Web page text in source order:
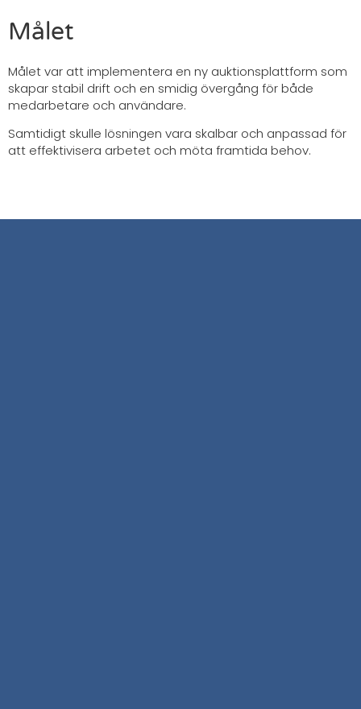
Målet
Målet var att implementera en ny auktionsplattform som
skapar stabil drift och en smidig övergång för både
medarbetare och användare.
Samtidigt skulle lösningen vara skalbar och anpassad för
att effektivisera arbetet och möta framtida behov.